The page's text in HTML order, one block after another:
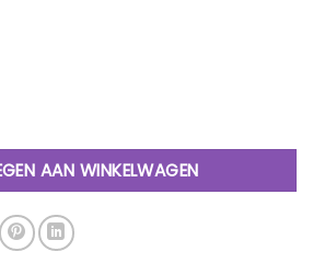
Infrarood Sauna aantal
AAN WINKELWAGEN